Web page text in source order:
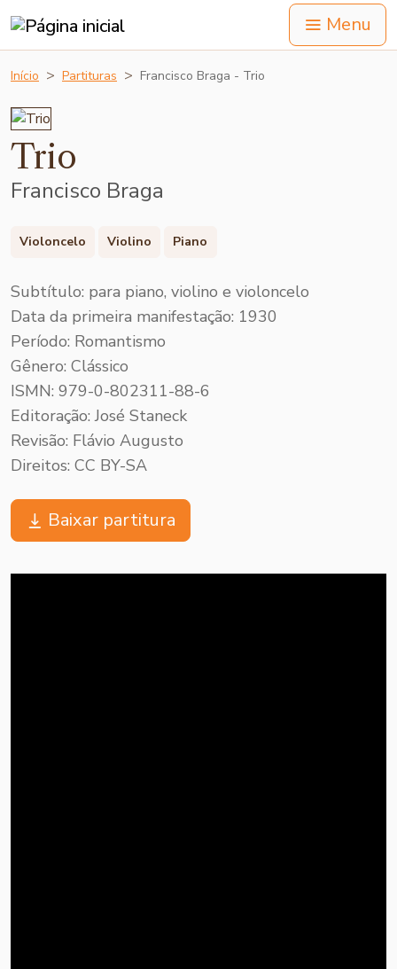
Menu
Início Partituras Francisco Braga - Trio
Trio
Francisco Braga
Violoncelo Violino Piano
Subtítulo: para piano, violino e violoncelo
Data da primeira manifestação: 1930
Período: Romantismo
Gênero: Clássico
ISMN: 979-0-802311-88-6
Editoração: José Staneck
Revisão: Flávio Augusto
Direitos: CC BY-SA
Baixar partitura